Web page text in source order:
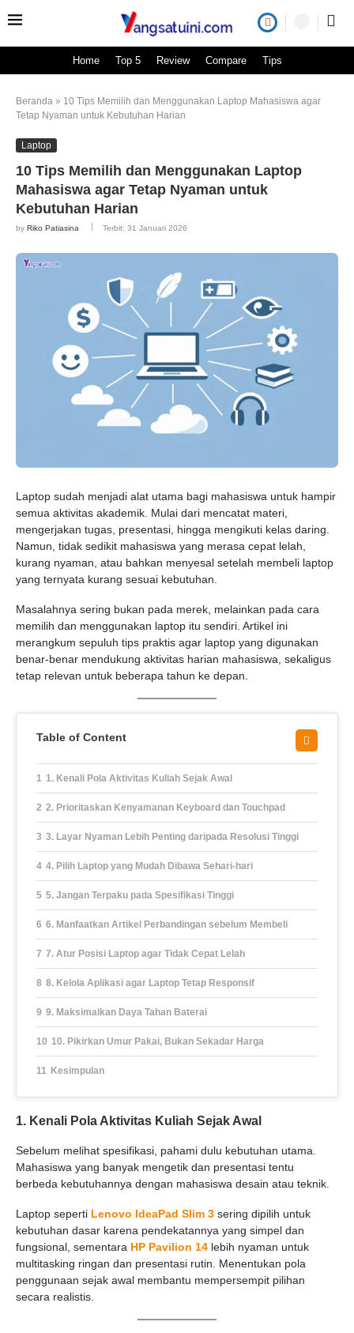
Home Top 5 Review Compare Tips
Beranda » 10 Tips Memilih dan Menggunakan Laptop Mahasiswa agar
Tetap Nyaman untuk Kebutuhan Harian
Laptop
10 Tips Memilih dan Menggunakan Laptop
Mahasiswa agar Tetap Nyaman untuk
Kebutuhan Harian
by Riko Patiasina Terbit: 31 Januari 2026
Laptop sudah menjadi alat utama bagi mahasiswa untuk hampir
semua aktivitas akademik. Mulai dari mencatat materi,
mengerjakan tugas, presentasi, hingga mengikuti kelas daring.
Namun, tidak sedikit mahasiswa yang merasa cepat lelah,
kurang nyaman, atau bahkan menyesal setelah membeli laptop
yang ternyata kurang sesuai kebutuhan.
Masalahnya sering bukan pada merek, melainkan pada cara
memilih dan menggunakan laptop itu sendiri. Artikel ini
merangkum sepuluh tips praktis agar laptop yang digunakan
benar-benar mendukung aktivitas harian mahasiswa, sekaligus
tetap relevan untuk beberapa tahun ke depan.
Table of Content
1. Kenali Pola Aktivitas Kuliah Sejak Awal
2. Prioritaskan Kenyamanan Keyboard dan Touchpad
3. Layar Nyaman Lebih Penting daripada Resolusi Tinggi
4. Pilih Laptop yang Mudah Dibawa Sehari-hari
5. Jangan Terpaku pada Spesifikasi Tinggi
6. Manfaatkan Artikel Perbandingan sebelum Membeli
7. Atur Posisi Laptop agar Tidak Cepat Lelah
8. Kelola Aplikasi agar Laptop Tetap Responsif
9. Maksimalkan Daya Tahan Baterai
10. Pikirkan Umur Pakai, Bukan Sekadar Harga
Kesimpulan
1. Kenali Pola Aktivitas Kuliah Sejak Awal
Sebelum melihat spesifikasi, pahami dulu kebutuhan utama.
Mahasiswa yang banyak mengetik dan presentasi tentu
berbeda kebutuhannya dengan mahasiswa desain atau teknik.
Laptop seperti Lenovo IdeaPad Slim 3 sering dipilih untuk
kebutuhan dasar karena pendekatannya yang simpel dan
fungsional, sementara HP Pavilion 14 lebih nyaman untuk
multitasking ringan dan presentasi rutin. Menentukan pola
penggunaan sejak awal membantu mempersempit pilihan
secara realistis.